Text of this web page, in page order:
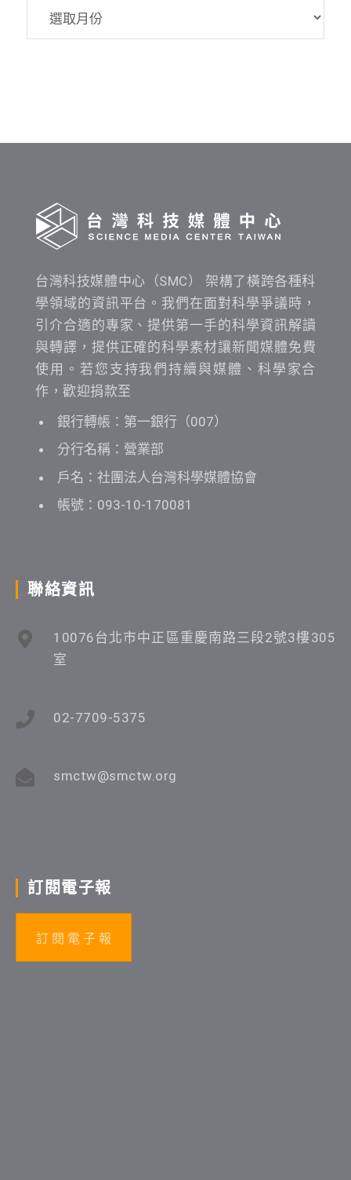
台灣科技媒體中心（SMC） 架構了橫跨各種科
學領域的資訊平台。我們在面對科學爭議時，
引介合適的專家、提供第一手的科學資訊解讀
與轉譯，提供正確的科學素材讓新聞媒體免費
使用。若您支持我們持續與媒體、科學家合
作，歡迎捐款至
銀行轉帳：第一銀行（007）
分行名稱：營業部
戶名：社團法人台灣科學媒體協會
帳號：093-10-170081
聯絡資訊
10076台北市中正區重慶南路三段2號3樓305
室
02-7709-5375
smctw@smctw.org
訂閱電子報
訂 閱 電 子 報